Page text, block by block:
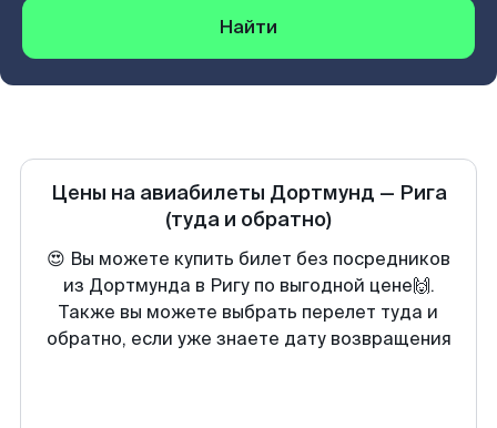
Найти
Цены на авиабилеты Дортмунд — Рига
(туда и обратно)
😍 Вы можете купить билет без посредников
из Дортмунда в Ригу по выгодной цене🙌.
Также вы можете выбрать перелет туда и
обратно, если уже знаете дату возвращения